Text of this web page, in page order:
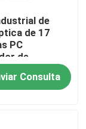
de
de 17
PC
de
y función
remoto
Consulta